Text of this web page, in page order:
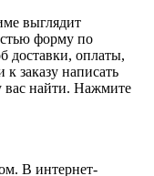
выглядит
форму по
доставки, оплаты,
заказу написать
вас найти. Нажмите
В интернет-